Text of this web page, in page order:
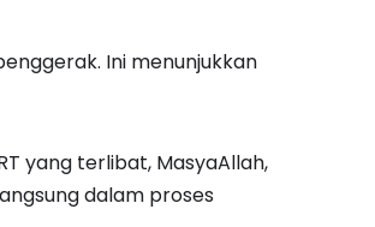
Ini menunjukkan
yang terlibat, MasyaAllah,
dalam proses